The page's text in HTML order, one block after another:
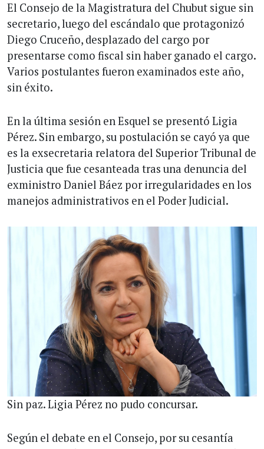
El Consejo de la Magistratura del Chubut sigue sin
secretario, luego del escándalo que protagonizó
Diego Cruceño, desplazado del cargo por
presentarse como fiscal sin haber ganado el cargo.
Varios postulantes fueron examinados este año,
sin éxito.
En la última sesión en Esquel se presentó Ligia
Pérez. Sin embargo, su postulación se cayó ya que
es la exsecretaria relatora del Superior Tribunal de
Justicia que fue cesanteada tras una denuncia del
exministro Daniel Báez por irregularidades en los
manejos administrativos en el Poder Judicial.
Sin paz. Ligia Pérez no pudo concursar.
Según el debate en el Consejo, por su cesantía